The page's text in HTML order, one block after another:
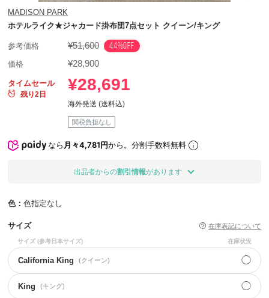
MADISON PARK
ホテルライク★ジャカード掛布団7点セット クイーン/キング
参考価格 ¥51,600 44%OFF
価格 ¥28,900
タイムセール
残り2日
¥28,691
海外発送 (送料込)
関税負担なし
なら月々4,781円から。分割手数料無料
出品者からの割引情報があります
色： 色指定なし
サイズ 在庫表記について
サイズ (参考日本サイズ) 在庫状況
California King (クイーン) ◯
King (キング) ◯